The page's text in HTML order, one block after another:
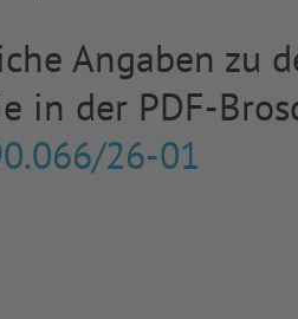
Angaben zu
in der PDF-
26-01